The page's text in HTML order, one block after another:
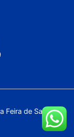
Feira de Santana